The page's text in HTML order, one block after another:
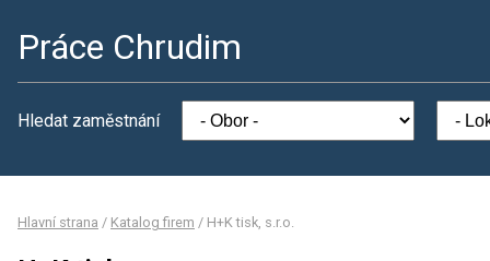
Práce Chrudim
Hledat zaměstnání
Hlavní strana / Katalog firem / H+K tisk, s.r.o.